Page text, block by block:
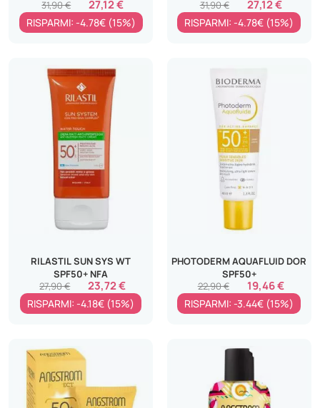
27,12 €
31,90 €
RISPARMI: -4.78€ (15%)
27,12 €
31,90 €
RISPARMI: -4.78€ (15%)
RILASTIL SUN SYS WT
SPF50+ NFA
23,72 €
27,90 €
RISPARMI: -4.18€ (15%)
PHOTODERM AQUAFLUID DOR
SPF50+
19,46 €
22,90 €
RISPARMI: -3.44€ (15%)